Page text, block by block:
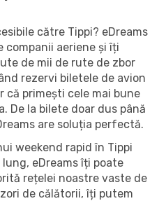
către Tippi? eDreams
companii aeriene și îți
de mii de rute de zbor
rezervi biletele de avion
primești cele mai bune
De la bilete doar dus până
are soluția perfectă.
weekend rapid în Tippi
eDreams îți poate
rețelei noastre vaste de
de călătorii, îți putem